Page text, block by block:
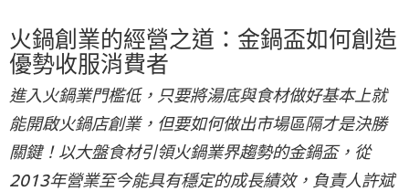
火鍋創業的經營之道：金鍋盃如何創造
優勢收服消費者
進入火鍋業門檻低，只要將湯底與食材做好基本上就
能開啟火鍋店創業，但要如何做出市場區隔才是決勝
關鍵！以大盤食材引領火鍋業界趨勢的金鍋盃，從
2013年營業至今能具有穩定的成長績效，負責人許斌